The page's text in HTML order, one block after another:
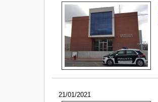
21/01/2021